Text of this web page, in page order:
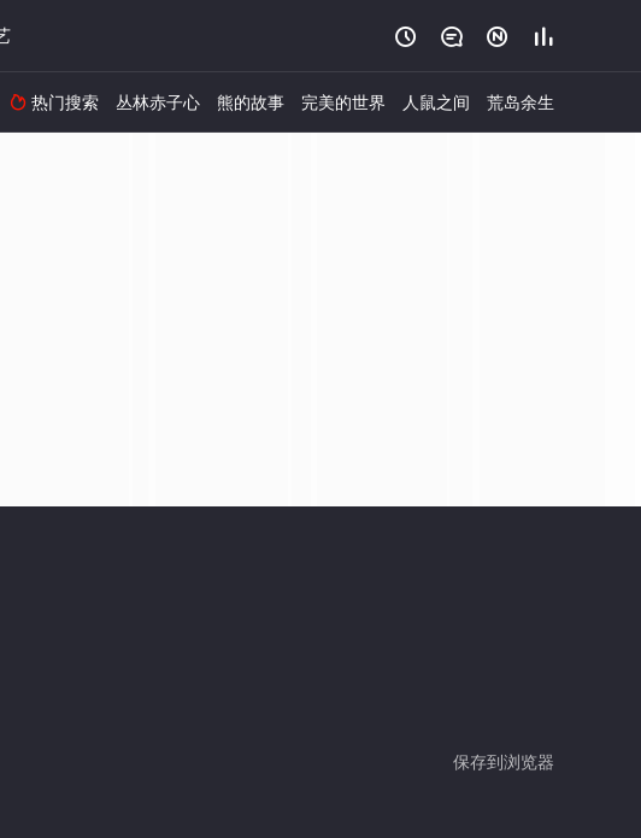
   
 热门搜索 丛林赤子心 熊的故事 完美的世界 人鼠之间 荒岛余生
保存到浏览器